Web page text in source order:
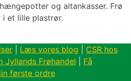
og altankasser. Frø
i et lille plastrør.
Læs vores blog
CSR hos
Jyllands Frøhandel
Få
første ordre